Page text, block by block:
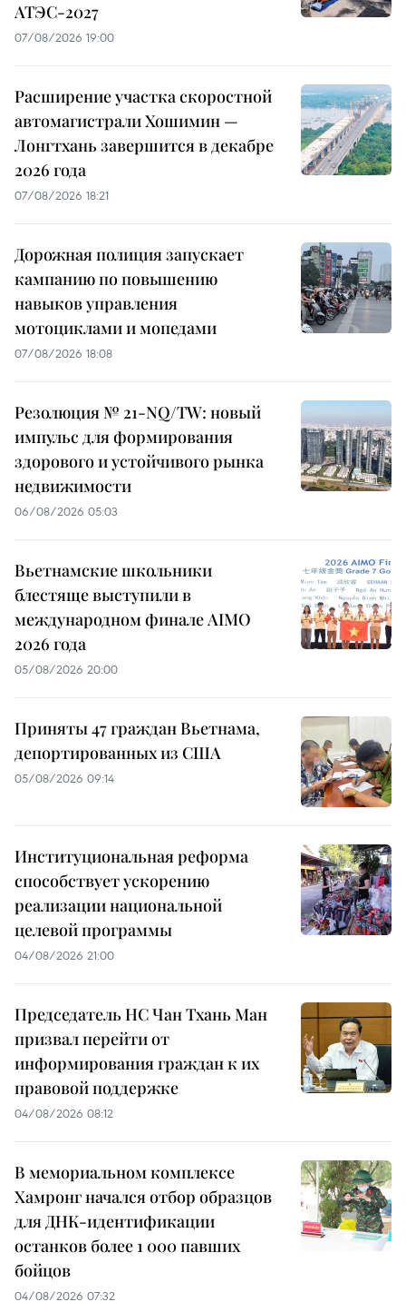
АТЭС-2027
07/08/2026 19:00
Расширение участка скоростной
автомагистрали Хошимин —
Лонгтхань завершится в декабре
2026 года
07/08/2026 18:21
Дорожная полиция запускает
кампанию по повышению
навыков управления
мотоциклами и мопедами
07/08/2026 18:08
Резолюция № 21-NQ/TW: новый
импульс для формирования
здорового и устойчивого рынка
недвижимости
06/08/2026 05:03
Вьетнамские школьники
блестяще выступили в
международном финале AIMO
2026 года
05/08/2026 20:00
Приняты 47 граждан Вьетнама,
депортированных из США
05/08/2026 09:14
Институциональная реформа
способствует ускорению
реализации национальной
целевой программы
04/08/2026 21:00
Председатель НС Чан Тхань Ман
призвал перейти от
информирования граждан к их
правовой поддержке
04/08/2026 08:12
В мемориальном комплексе
Хамронг начался отбор образцов
для ДНК-идентификации
останков более 1 000 павших
бойцов
04/08/2026 07:32